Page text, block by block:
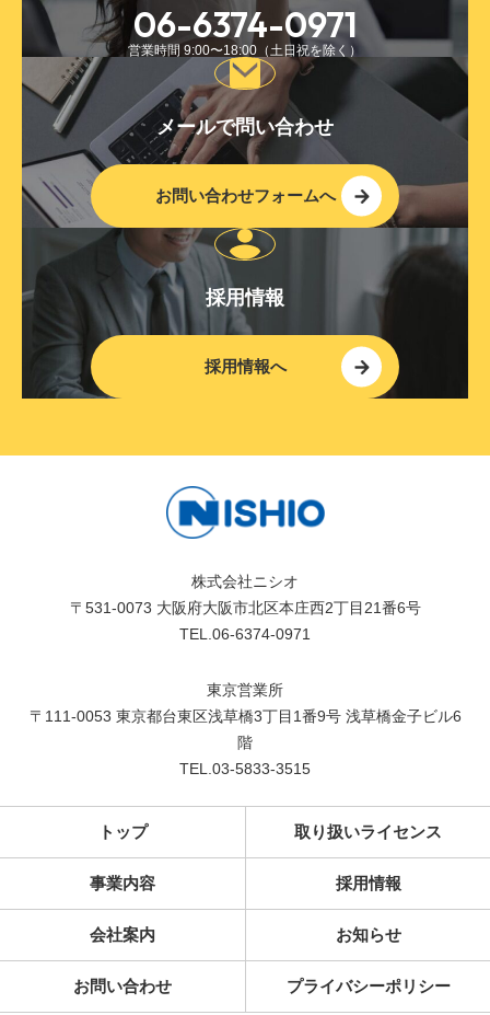
06-6374-0971
営業時間 9:00〜18:00（土日祝を除く）
メールで問い合わせ
お問い合わせフォームへ
採用情報
採用情報へ
トップ 取り扱いライセンス
事業内容 採用情報
会社案内 お知らせ
お問い合わせ プライバシーポリシー
株式会社ニシオ
〒531-0073 大阪府大阪市北区本庄西2丁目21番6号
TEL.06-6374-0971
東京営業所
〒111-0053 東京都台東区浅草橋3丁目1番9号 浅草橋金子ビル6
階
TEL.03-5833-3515